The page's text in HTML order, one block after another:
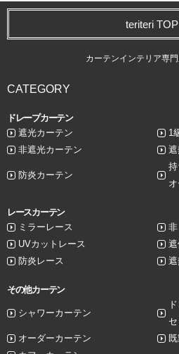
teriteri TOP
カーテンインテリア専
CATEGORY
ドレープカーテン
遮光カーテン
1
非遮光カーテン
防炎カーテン
レースカーテン
ミラーレース
UVカットレース
遮
防炎レース
遮
その他カーテン
シャワーカーテン
セ
オーダーカーテン